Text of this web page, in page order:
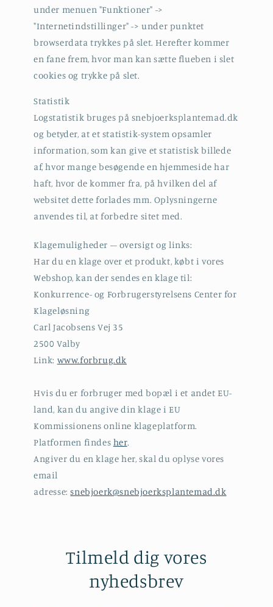
under menuen "Funktioner" ->
"Internetindstillinger" -> under punktet
browserdata trykkes på slet. Herefter kommer
en fane frem, hvor man kan sætte flueben i slet
cookies og trykke på slet.
Statistik
Logstatistik bruges på snebjoerksplantemad.dk
og betyder, at et statistik-system opsamler
information, som kan give et statistisk billede
af, hvor mange besøgende en hjemmeside har
haft, hvor de kommer fra, på hvilken del af
websitet dette forlades mm. Oplysningerne
anvendes til, at forbedre sitet med.
Klagemuligheder – oversigt og links:
Har du en klage over et produkt, købt i vores
Webshop, kan der sendes en klage til:
Konkurrence- og Forbrugerstyrelsens Center for
Klageløsning
Carl Jacobsens Vej 35
2500 Valby
Link: www.forbrug.dk
Hvis du er forbruger med bopæl i et andet EU-
land, kan du angive din klage i EU
Kommissionens online klageplatform.
Platformen findes her.
Angiver du en klage her, skal du oplyse vores
email
adresse:snebjoerk@snebjoerksplantemad.dk
Tilmeld dig vores
nyhedsbrev